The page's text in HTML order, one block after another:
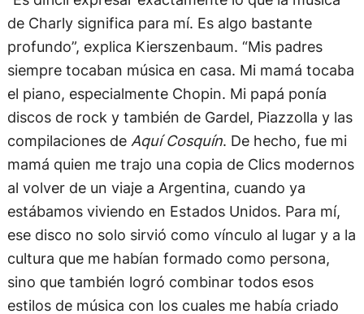
de Charly significa para mí. Es algo bastante
profundo”, explica Kierszenbaum. “Mis padres
siempre tocaban música en casa. Mi mamá tocaba
el piano, especialmente Chopin. Mi papá ponía
discos de rock y también de Gardel, Piazzolla y las
compilaciones de Aquí Cosquín. De hecho, fue mi
mamá quien me trajo una copia de Clics modernos
al volver de un viaje a Argentina, cuando ya
estábamos viviendo en Estados Unidos. Para mí,
ese disco no solo sirvió como vínculo al lugar y a la
cultura que me habían formado como persona,
sino que también logró combinar todos esos
estilos de música con los cuales me había criado